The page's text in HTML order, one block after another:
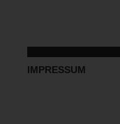
IMPRESSUM